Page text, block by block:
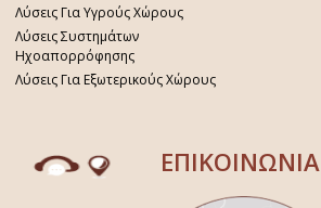
Λύσεις Για Υγρούς Χώρους
Λύσεις Συστημάτων
Ηχοαπορρόφησης
Λύσεις Για Εξωτερικούς Χώρους
ΕΠΙΚΟΙΝΩΝΙΑ